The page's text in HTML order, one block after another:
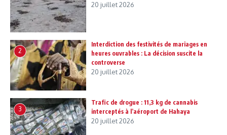
20 juillet 2026
2
Interdiction des festivités de mariages en
heures ouvrables : La décision suscite la
controverse
20 juillet 2026
3
Trafic de drogue : 11,3 kg de cannabis
interceptés à l’aéroport de Hahaya
20 juillet 2026